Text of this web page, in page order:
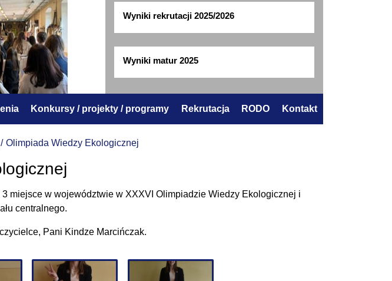
Wyniki rekrutacji 2025/2026
Wyniki matur 2025
Konkursy / projekty / programy Rekrutacja RODO Kontakt
Olimpiada Wiedzy Ekologicznej
miejsce w województwie w XXXVI Olimpiadzie Wiedzy Ekologicznej i
centralnego.
Pani Kindze Marcińczak.